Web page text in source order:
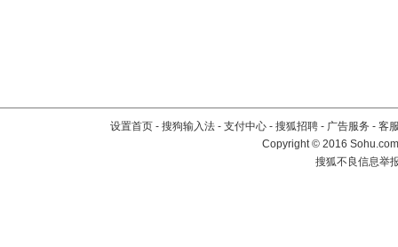
设置首页 - 搜狗输入法 - 支付中心 - 搜狐招聘 - 广告服务 - 客
Copyright©2016
搜狐不良信息举